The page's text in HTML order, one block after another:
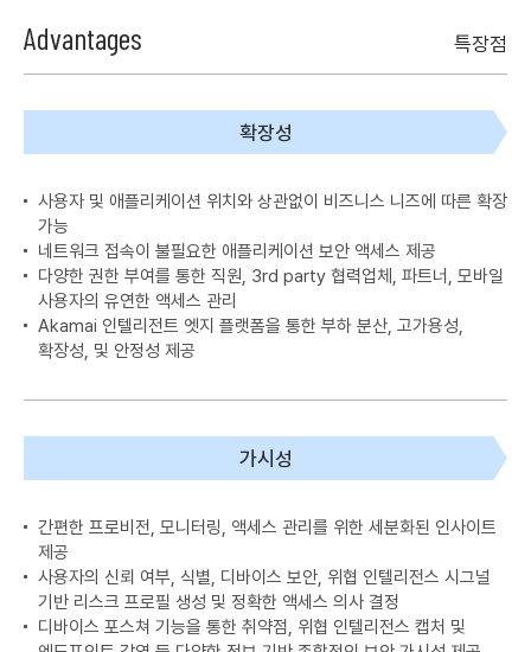
Advantages 특장점
확장성
사용자 및 애플리케이션 위치와 상관없이 비즈니스 니즈에 따른 확장
가능
네트워크 접속이 불필요한 애플리케이션 보안 액세스 제공
다양한 권한 부여를 통한 직원, 3rd party 협력업체, 파트너, 모바일
사용자의 유연한 액세스 관리
Akamai 인텔리전트 엣지 플랫폼을 통한 부하 분산, 고가용성,
확장성, 및 안정성 제공
가시성
간편한 프로비전, 모니터링, 액세스 관리를 위한 세분화된 인사이트
제공
사용자의 신뢰 여부, 식별, 디바이스 보안, 위협 인텔리전스 시그널
기반 리스크 프로필 생성 및 정확한 액세스 의사 결정
디바이스 포스쳐 기능을 통한 취약점, 위협 인텔리전스 캡처 및